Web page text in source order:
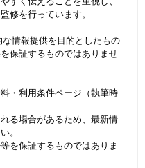
修を行っています。
情報提供を目的としたもの
保証するものではありませ
・利用条件ページ（執筆時
る場合があるため、最新情
。
を保証するものではありま